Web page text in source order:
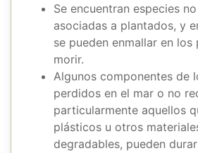
Se encuentran especies
asociadas a plantados, y
se pueden enmallar en los
morir.
Algunos componentes de
perdidos en el mar o no
particularmente aquellos
plásticos u otros
degradables, pueden